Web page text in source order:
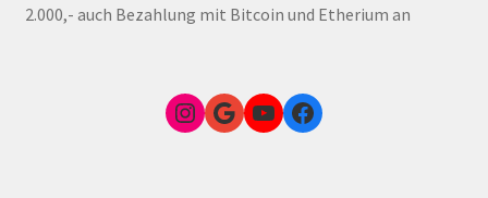
2.000,- auch Bezahlung mit Bitcoin und Etherium an
Instagram
Google Link zum FunShop WienYouTubeFacebook